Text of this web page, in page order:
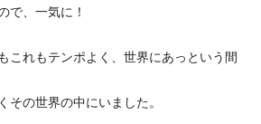
で、一気に！
これもテンポよく、世界にあっという間
の世界の中にいました。